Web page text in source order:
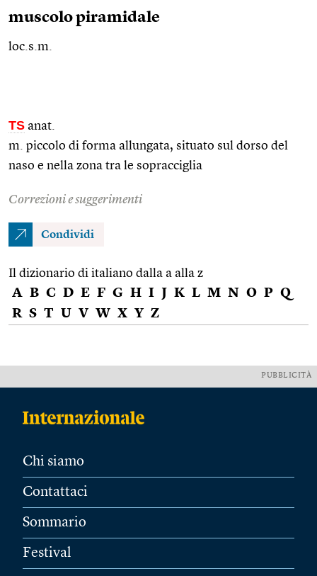
muscolo piramidale
loc.s.m.
TS anat.
m. piccolo di forma allungata, situato sul dorso del
naso e nella zona tra le sopracciglia
Correzioni e suggerimenti
Condividi
Il dizionario di italiano dalla a alla z
A B C D E F G H I J K L M N O P Q
R S T U V W X Y Z
PUBBLICITÀ
Chi siamo
Contattaci
Sommario
Festival